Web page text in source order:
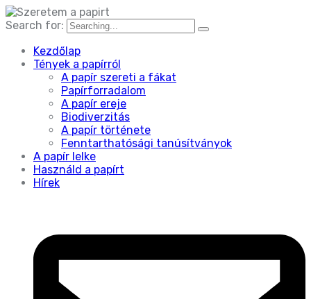
Search for:
Kezdőlap
Tények a papírról
A papír szereti a fákat
Papírforradalom
A papír ereje
Biodiverzitás
A papír története
Fenntarthatósági tanúsítványok
A papír lelke
Használd a papírt
Hírek